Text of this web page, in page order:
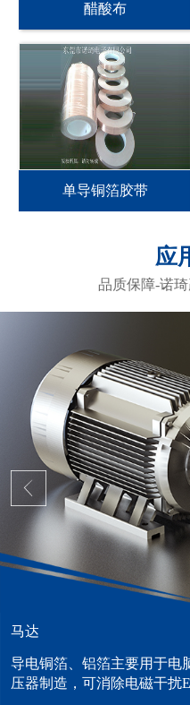
醋酸布
单导铜箔胶带
应
品质保障-诺
马达
导电铜箔、铝箔主要用于电
压器制造，可消除电磁干扰